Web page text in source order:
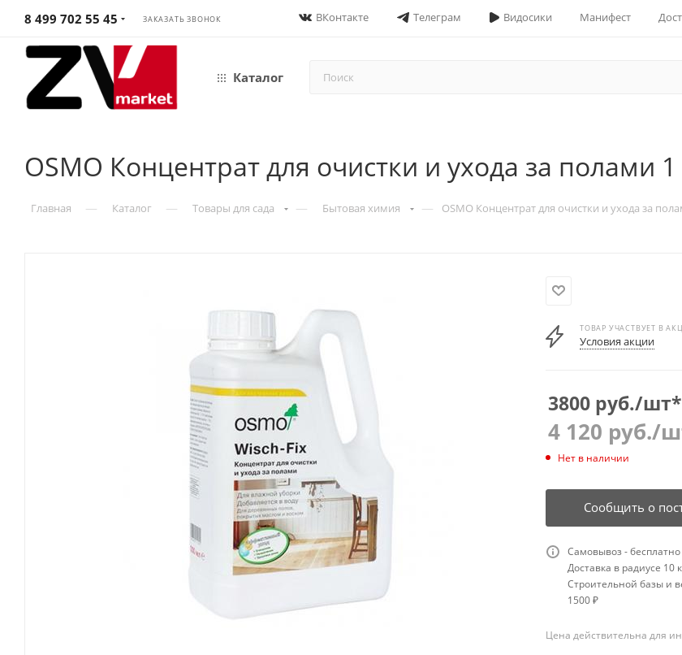
8 499 702 55 45 ЗАКАЗАТЬ ЗВОНОК ВКонтакте Телеграм Видосики Манифест
Каталог
OSMO Концентрат для очистки и ухода за полами
Главная — Каталог — Товары для сада — Бытовая химия — OSMO Концентрат для очистки и ухода за
ТОВАР УЧАСТВУЕТ В
Условия акции
3800 руб./шт*
4 120 руб./
Нет в наличии
Сообщить о
Самовывоз - бесплатно
Доставка в радиусе 10
Строительной базы и
1500 ₽
Цена действительна для